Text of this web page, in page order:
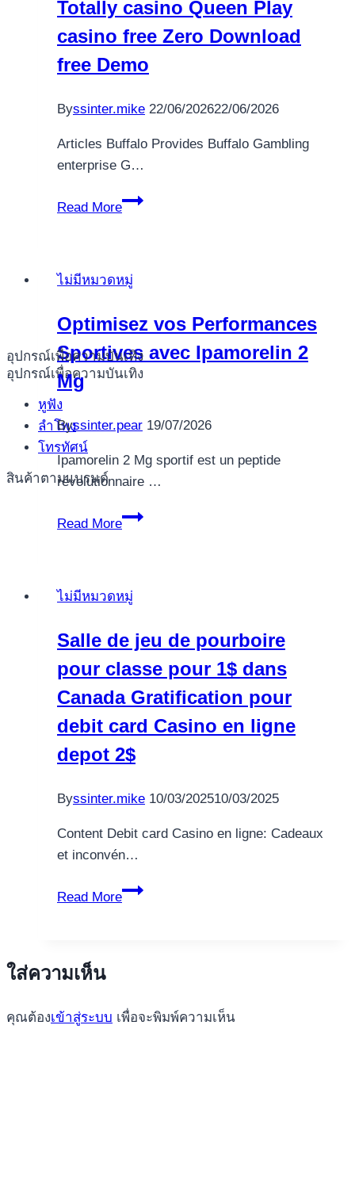
อุปกรณ์เพื่อความบันเทิง
อุปกรณ์เพื่อความบันเทิง
หูฟัง
ลำโพง
โทรทัศน์
สินค้าตามแบรนด์
Incentive
Requirements
Totally casino Queen Play
casino free Zero Download
free Demo
Byssinter.mike 22/06/202622/06/2026
Articles Buffalo Provides Buffalo Gambling
enterprise G…
Read More
Play
Totally
Queen
Play
casino
Download
free
Demo
ไม่มีหมวดหมู่
Optimisez vos Performances
Sportives avec Ipamorelin 2
Mg
Byssinter.pear 19/07/2026
Ipamorelin 2 Mg sportif est un peptide
révolutionnaire …
Read More
Optimisez
avec
2
Mg
ไม่มีหมวดหมู่
Salle de jeu de pourboire
pour classe pour 1$ dans
Canada Gratification pour
debit card Casino en ligne
depot 2$
Byssinter.mike 10/03/202510/03/2025
Content Debit card Casino en ligne: Cadeaux
et inconvén…
Read More
Salle
classe
ใส่ความเห็น
คุณต้องเข้าสู่ระบบ เพื่อจะพิมพ์ความเห็น